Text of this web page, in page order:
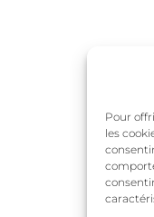
Pour
les